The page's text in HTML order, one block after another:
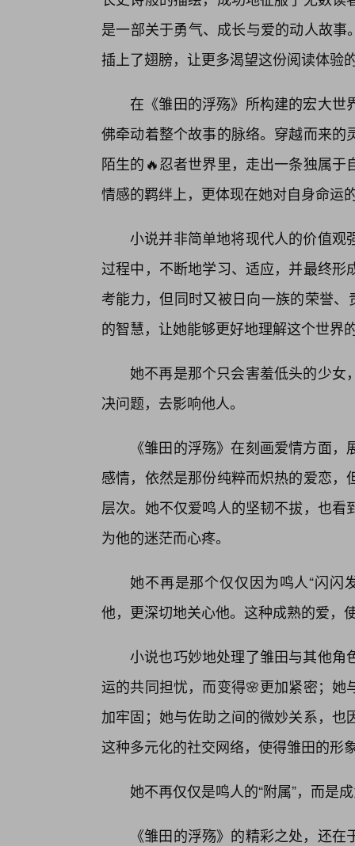
是一部关于勇气、成长与爱的动人故
插上了翅膀，让更多渴望这份阅读体验
在《雏田的浮殇》所构建的宏大世
佛牵动着整个故事的脉络。穿越而来
陌生的🔥忍者世界里，走出一条独属
情感的羁绊上，更体现在她对自身命运
小说并非简单地将现代人的价值观
过程中，不断地学习、适应，并最终
考能力，但同时又被日向一族的荣誉
的智慧，让她能够更好地理解这个世界
她不再是那个只会害羞低头的少
决问题，去影响他人。
《雏田的浮殇》在刻画爱情方面
感情，依然是那份纯粹而炽热的爱恋
层次。她不仅爱鸣人的坚韧不拔，也
为他的迷茫而心疼。
她不再是那个仅仅因为鸣人“闪
他，更深切地关心他。这种成熟的爱，
小说也巧妙地处理了雏田与其他角
运的共同担忧，而变得🌸更加紧密；
加牢固；她与佐助之间的微妙关系，
这种多元化的社交网络，使得雏田的形
她不再仅仅是鸣人的“附属”，而是
《雏田的浮殇》的精彩之处，还